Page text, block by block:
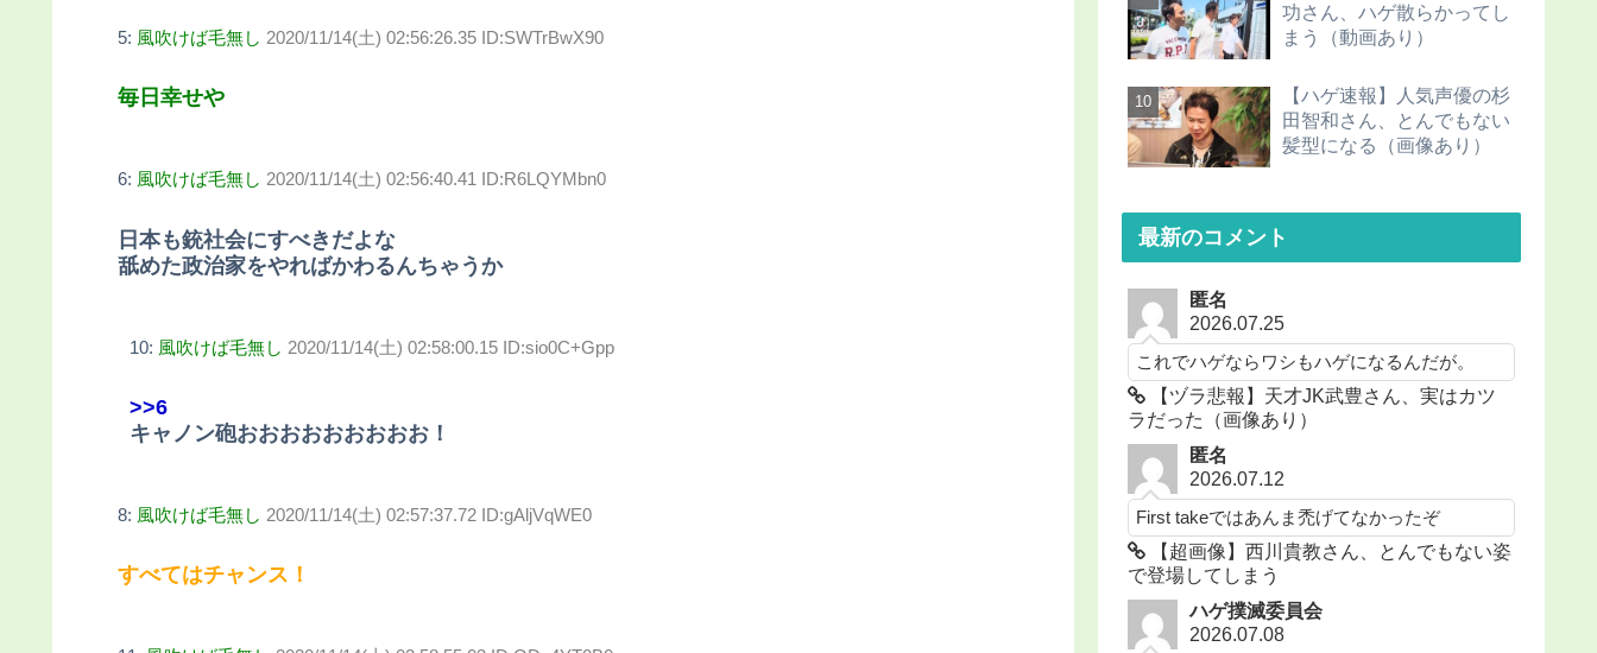
5: 風吹けば毛無し 2020/11/14(土) 02:56:26.35 ID:SWTrBwX90
毎日幸せや
6: 風吹けば毛無し 2020/11/14(土) 02:56:40.41 ID:R6LQYMbn0
日本も銃社会にすべきだよな
舐めた政治家をやればかわるんちゃうか
10: 風吹けば毛無し 2020/11/14(土) 02:58:00.15 ID:sio0C+Gpp
>>6
キャノン砲おおおおおおおおお！
8: 風吹けば毛無し 2020/11/14(土) 02:57:37.72 ID:gAljVqWE0
すべてはチャンス！
功さん、ハゲ散らかってし
まう（動画あり）
【ハゲ速報】人気声優の杉
田智和さん、とんでもない
髪型になる（画像あり）
最新のコメント
匿名
2026.07.25
これでハゲならワシもハゲになるんだが。
【ヅラ悲報】天才JK武豊さん、実はカツ
ラだった（画像あり）
匿名
2026.07.12
First takeではあんま禿げてなかったぞ
【超画像】西川貴教さん、とんでもない姿
で登場してしまう
ハゲ撲滅委員会
2026.07.08